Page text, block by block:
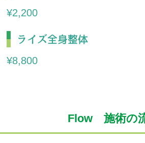
¥2,200
ライズ全身整体
¥8,800
Flow 施術の